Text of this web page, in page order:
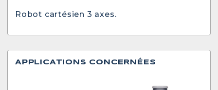
Robot cartésien 3 axes.
APPLICATIONS CONCERNÉES